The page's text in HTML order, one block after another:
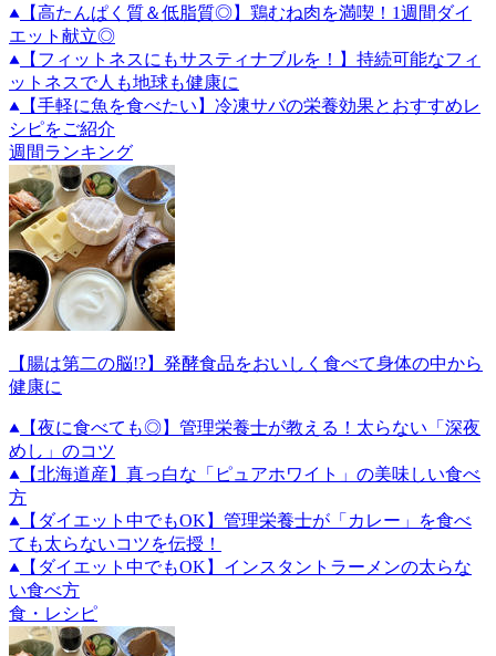
【高たんぱく質＆低脂質◎】鶏むね肉を満喫！1週間ダイ
エット献立◎
【フィットネスにもサスティナブルを！】持続可能なフィ
ットネスで人も地球も健康に
【手軽に魚を食べたい】冷凍サバの栄養効果とおすすめレ
シピをご紹介
週間ランキング
【腸は第二の脳!?】発酵食品をおいしく食べて身体の中から
健康に
【夜に食べても◎】管理栄養士が教える！太らない「深夜
めし」のコツ
【北海道産】真っ白な「ピュアホワイト」の美味しい食べ
方
【ダイエット中でもOK】管理栄養士が「カレー」を食べ
ても太らないコツを伝授！
【ダイエット中でもOK】インスタントラーメンの太らな
い食べ方
食・レシピ